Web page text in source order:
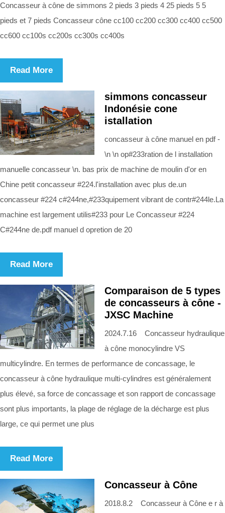
Concasseur à cône de simmons 2 pieds 3 pieds 4 25 pieds 5 5
pieds et 7 pieds Concasseur cône cc100 cc200 cc300 cc400 cc500
cc600 cc100s cc200s cc300s cc400s
Read More
simmons concasseur
Indonésie cone
istallation
concasseur à cône manuel en pdf -
\n \n op#233ration de l installation
manuelle concasseur \n. bas prix de machine de moulin d'or en
Chine petit concasseur #224.l'installation avec plus de.un
concasseur #224 c#244ne,#233quipement vibrant de contr#244le.La
machine est largement utilis#233 pour Le Concasseur #224
C#244ne de.pdf manuel d opretion de 20
Read More
Comparaison de 5 types
de concasseurs à cône -
JXSC Machine
2024.7.16 Concasseur hydraulique
à cône monocylindre VS
multicylindre. En termes de performance de concassage, le
concasseur à cône hydraulique multi-cylindres est généralement
plus élevé, sa force de concassage et son rapport de concassage
sont plus importants, la plage de réglage de la décharge est plus
large, ce qui permet une plus
Read More
Concasseur à Cône
2018.8.2 Concasseur à Cône e r à